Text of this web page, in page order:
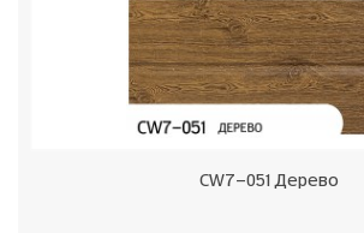
CW7-051 Дерево